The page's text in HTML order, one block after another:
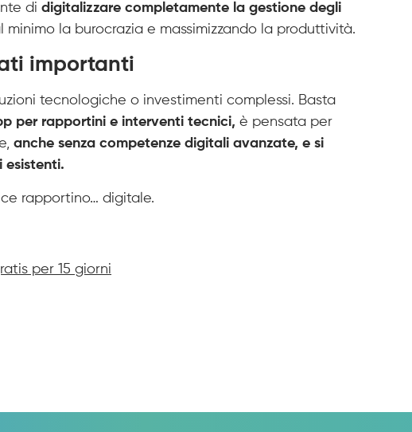
di digitalizzare completamente la gestione degli
minimo la burocrazia e massimizzando la produttività.
importanti
tecnologiche o investimenti complessi. Basta
per rapportini e interventi tecnici, è pensata per
anche senza competenze digitali avanzate, e si
esistenti.
rapportino… digitale.
per 15 giorni